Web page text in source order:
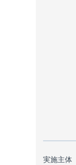
実施主体